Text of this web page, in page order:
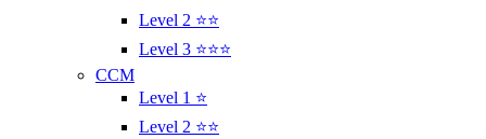
Level 2 ⭐⭐
Level 3 ⭐⭐⭐
CCM
Level 1 ⭐
Level 2 ⭐⭐